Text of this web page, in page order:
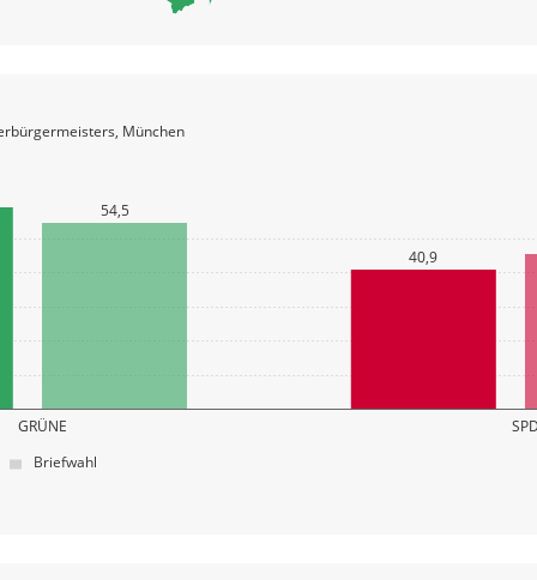
GRÜNE SPD
54,5
40,9
München
Briefwahl